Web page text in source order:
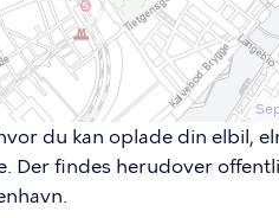
du kan oplade din elbil,
Der findes herudover